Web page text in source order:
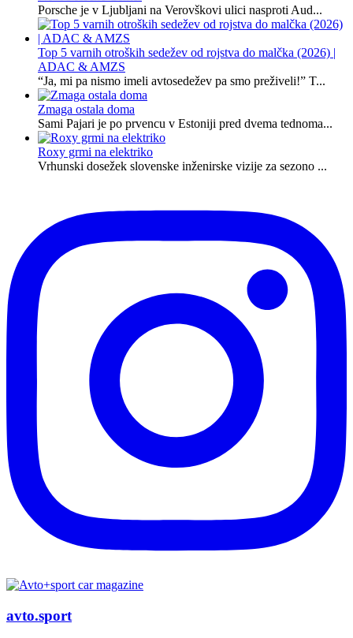
Porsche je v Ljubljani na Verovškovi ulici nasproti Aud...
Top 5 varnih otroških sedežev od rojstva do malčka (2026) |
ADAC & AMZS
“Ja, mi pa nismo imeli avtosedežev pa smo preživeli!” T...
Zmaga ostala doma
Sami Pajari je po prvencu v Estoniji pred dvema tednoma...
Roxy grmi na elektriko
Vrhunski dosežek slovenske inženirske vizije za sezono ...
avto.sport